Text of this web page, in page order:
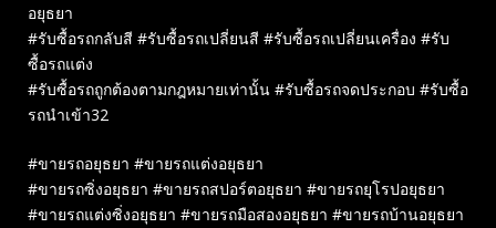
อยุธยา
#รับซื้อรถกลับสี #รับซื้อรถเปลี่ยนสี #รับซื้อรถเปลี่ยนเครื่อง #รับ
ซื้อรถแต่ง
#รับซื้อรถถูกต้องตามกฎหมายเท่านั้น #รับซื้อรถจดประกอบ #รับซื้อ
รถนำเข้า32
#ขายรถอยุธยา #ขายรถแต่งอยุธยา
#ขายรถซิ่งอยุธยา #ขายรถสปอร์ตอยุธยา #ขายรถยุโรปอยุธยา
#ขายรถแต่งซิ่งอยุธยา #ขายรถมือสองอยุธยา #ขายรถบ้านอยุธยา